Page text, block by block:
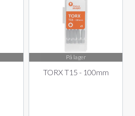
På lager
TORX T15 - 100mm